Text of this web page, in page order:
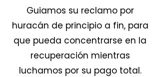
Guiamos su reclamo por
huracán de principio a fin, para
que pueda concentrarse en la
recuperación mientras
luchamos por su pago total.